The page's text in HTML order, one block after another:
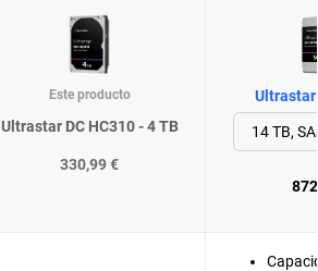
Este producto
Ultrastar DC HC310 - 4 TB
330,99 €
Ultrastar